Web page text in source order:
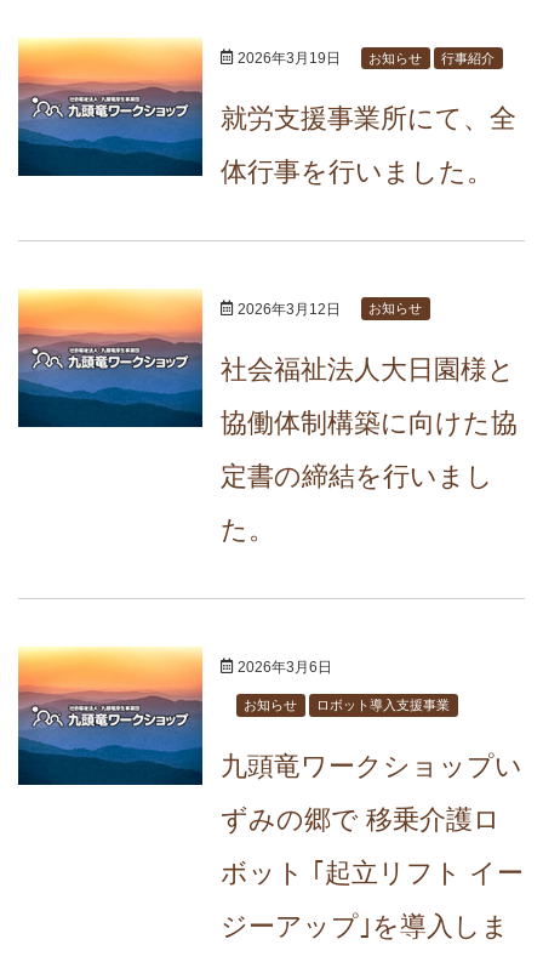
2026年3月19日 お知らせ 行事紹介
就労支援事業所にて、全
体行事を行いました。
2026年3月12日 お知らせ
社会福祉法人大日園様と
協働体制構築に向けた協
定書の締結を行いまし
た。
2026年3月6日
お知らせ ロボット導入支援事業
九頭竜ワークショップい
ずみの郷で 移乗介護ロ
ボット ｢起立リフト イー
ジーアップ｣を導入しま